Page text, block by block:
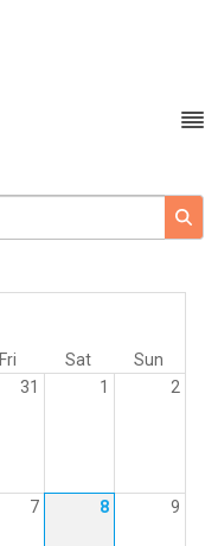
Fri Sat
Sun
31 1 2
7 8 9